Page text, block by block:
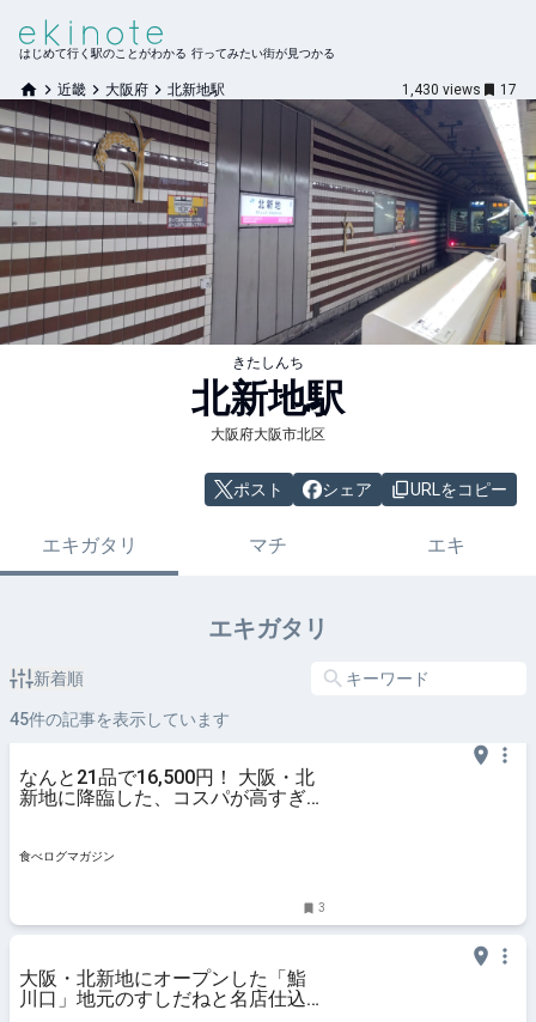
はじめて行く駅のことがわかる 行ってみたい街が見つかる
近畿 大阪府 北新地駅 1,430 views 17
きたしんち
北新地駅
大阪府大阪市北区
ポスト シェア URLをコピー
エキガタリ マチ エキ
エキガタリ
新着順
45件の記事を表示しています
なんと21品で16,500円！ 大阪・北
新地に降臨した、コスパが高すぎ
食べログマガジン
3
大阪・北新地にオープンした「鮨
川口」地元のすしだねと名店仕込み